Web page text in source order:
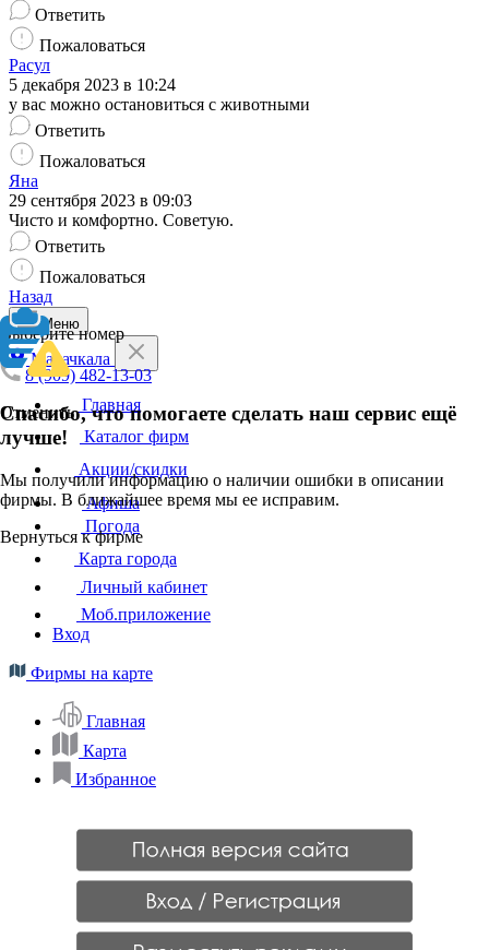
Ответить
Пожаловаться
Расул
5 декабря 2023 в 10:24
у вас можно остановиться с животными
Ответить
Пожаловаться
Яна
29 сентября 2023 в 09:03
Чисто и комфортно. Советую.
Ответить
Пожаловаться
Назад
Выберите номер
8 (909) 482-13-03
Отменить
Спасибо, что помогаете сделать наш сервис ещё
лучше!
Мы получили информацию о наличии ошибки в описании
фирмы. В ближайшее время мы ее исправим.
Вернуться к фирме
Меню
Махачкала
Главная
Каталог фирм
Акции/скидки
Афиша
Погода
Карта города
Личный кабинет
Моб.приложение
Вход
Фирмы на карте
Главная
Карта
Избранное